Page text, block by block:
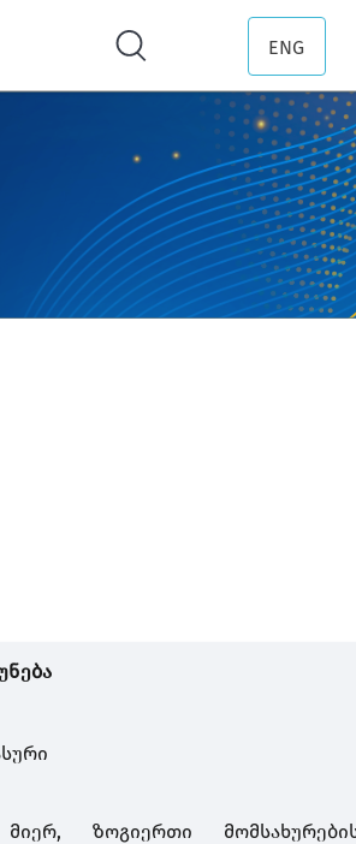
ENG
ზოგიერთი